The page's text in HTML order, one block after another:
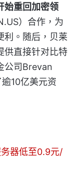
始重回加密领
）合作，为
利。随后，贝莱
供直接针对比特
公司Brevan
10亿美元资
务器低至0.9元/